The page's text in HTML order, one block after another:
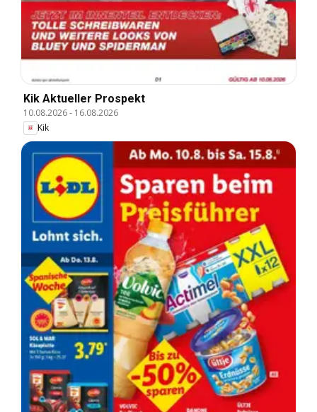
Kik Aktueller Prospekt
10.08.2026- 16.08.2026
Kik